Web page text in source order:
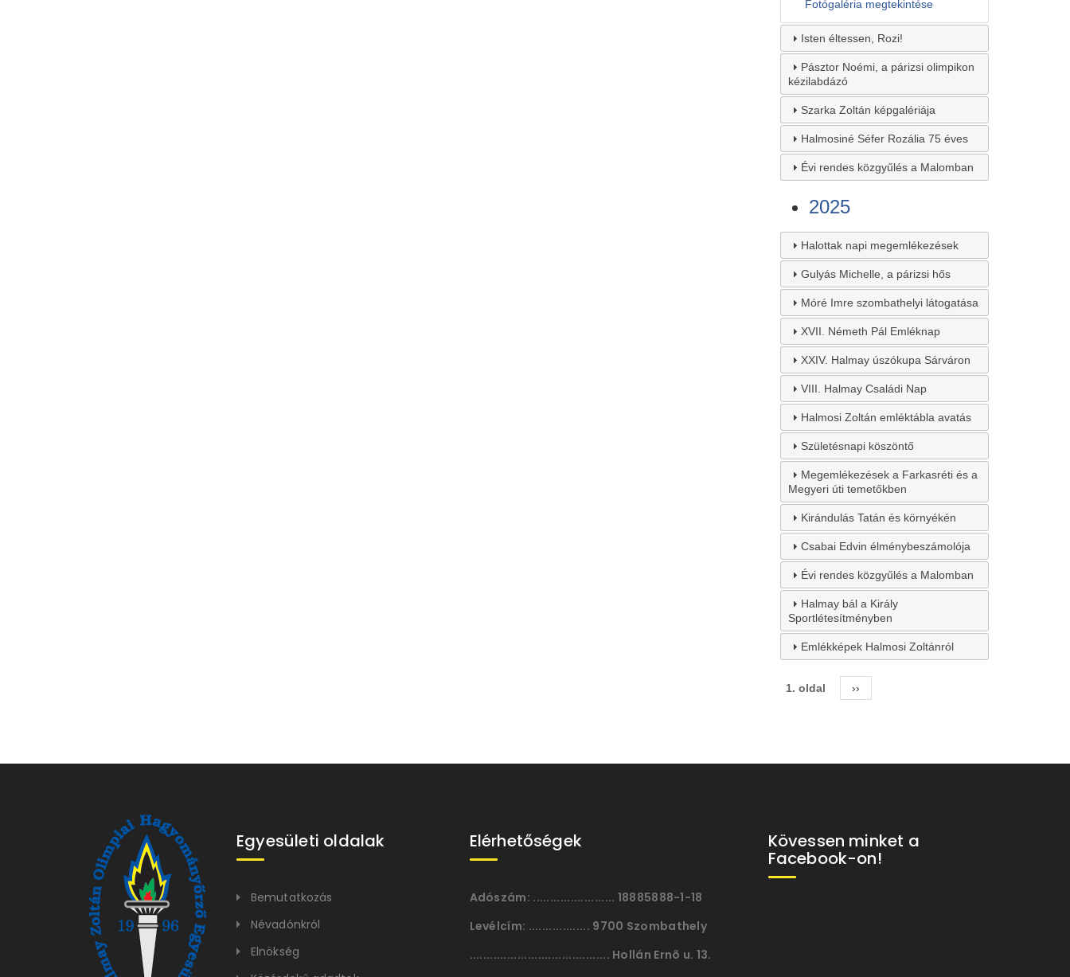
Fotógaléria megtekintése
Isten éltessen, Rozi!
Pásztor Noémi, a párizsi olimpikon
kézilabdázó
Szarka Zoltán képgalériája
Halmosiné Séfer Rozália 75 éves
Évi rendes közgyűlés a Malomban
2025
Halottak napi megemlékezések
Gulyás Michelle, a párizsi hős
Móré Imre szombathelyi látogatása
XVII. Németh Pál Emléknap
XXIV. Halmay úszókupa Sárváron
VIII. Halmay Családi Nap
Halmosi Zoltán emléktábla avatás
Születésnapi köszöntő
Megemlékezések a Farkasréti és a
Megyeri úti temetőkben
Kirándulás Tatán és környékén
Csabai Edvin élménybeszámolója
Évi rendes közgyűlés a Malomban
Halmay bál a Király
Sportlétesítményben
Emlékképek Halmosi Zoltánról
Oldalszámozás
1. oldal
Következő
oldal
››
Egyesületi oldalak
Bemutatkozás
Névadónkról
Elnökség
Elérhetőségek
Adószám: ........................ 18885888-1-18
Levélcím: .................. 9700 Szombathely
......................................... Hollán Ernõ u. 13.
Kövessen minket a
Facebook-on!